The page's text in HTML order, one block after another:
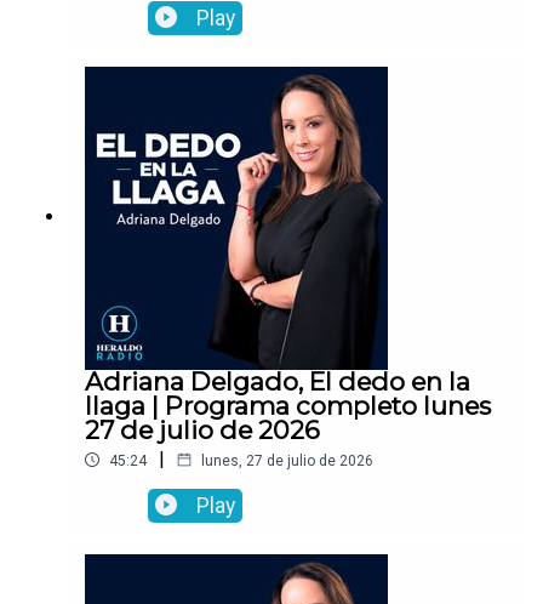
Play
Adriana Delgado, El dedo en la
llaga | Programa completo lunes
27 de julio de 2026
45:24 | lunes, 27 de julio de 2026
Play